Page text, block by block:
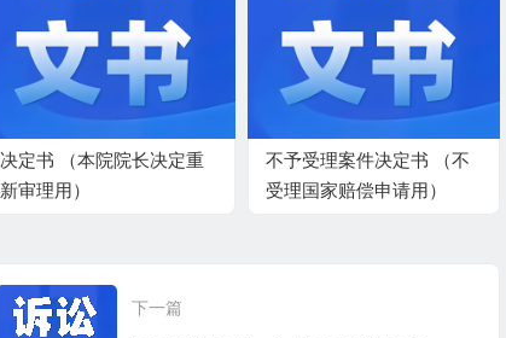
决定书 （本院院长决定重
新审理用）
不予受理案件决定书 （不
受理国家赔偿申请用）
下一篇